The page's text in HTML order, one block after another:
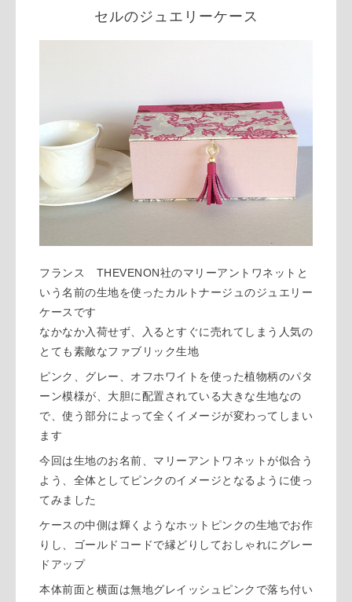
セルのジュエリーケース
フランス THEVENON社のマリーアントワネットと
いう名前の生地を使ったカルトナージュのジュエリー
ケースです
なかなか入荷せず、入るとすぐに売れてしまう人気の
とても素敵なファブリック生地
ピンク、グレー、オフホワイトを使った植物柄のパタ
ーン模様が、大胆に配置されている大きな生地なの
で、使う部分によって全くイメージが変わってしまい
ます
今回は生地のお名前、マリーアントワネットが似合う
よう、全体としてピンクのイメージとなるように使っ
てみました
ケースの中側は輝くようなホットピンクの生地でお作
りし、ゴールドコードで縁どりしておしゃれにグレー
ドアップ
本体前面と横面は無地グレイッシュピンクで落ち付い